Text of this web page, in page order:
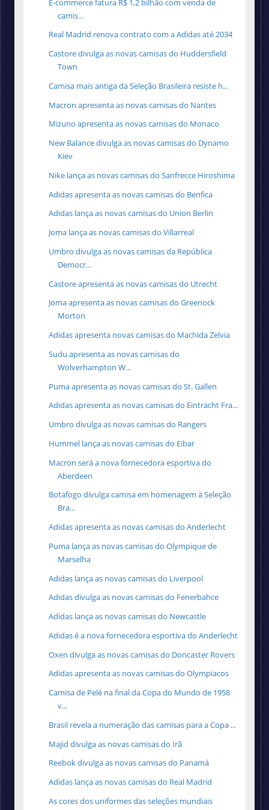
camis...
Real Madrid renova contrato com a Adidas até 2034
Castore divulga as novas camisas do Huddersfield
Town
Camisa mais antiga da Seleção Brasileira resiste h...
Macron apresenta as novas camisas do Nantes
Mizuno apresenta as novas camisas do Monaco
New Balance divulga as novas camisas do Dynamo
Kiev
Nike lança as novas camisas do Sanfrecce Hiroshima
Adidas apresenta as novas camisas do Benfica
Adidas lança as novas camisas do Union Berlin
Joma lança as novas camisas do Villarreal
Umbro divulga as novas camisas da República
Democr...
Castore apresenta as novas camisas do Utrecht
Joma apresenta as novas camisas do Greenock
Morton
Adidas apresenta novas camisas do Machida Zelvia
Sudu apresenta as novas camisas do
Wolverhampton W...
Puma apresenta as novas camisas do St. Gallen
Adidas apresenta as novas camisas do Eintracht Fra...
Umbro divulga as novas camisas do Rangers
Hummel lança as novas camisas do Eibar
Macron será a nova fornecedora esportiva do
Aberdeen
Botafogo divulga camisa em homenagem à Seleção
Bra...
Adidas apresenta as novas camisas do Anderlecht
Puma lança as novas camisas do Olympique de
Marselha
Adidas lança as novas camisas do Liverpool
Adidas divulga as novas camisas do Fenerbahce
Adidas lança as novas camisas do Newcastle
Adidas é a nova fornecedora esportiva do Anderlecht
Oxen divulga as novas camisas do Doncaster Rovers
Adidas apresenta as novas camisas do Olympiacos
Camisa de Pelé na final da Copa do Mundo de 1958
v...
Brasil revela a numeração das camisas para a Copa ...
Majid divulga as novas camisas do Irã
Reebok divulga as novas camisas do Panamá
Adidas lança as novas camisas do Real Madrid
As cores dos uniformes das seleções mundiais